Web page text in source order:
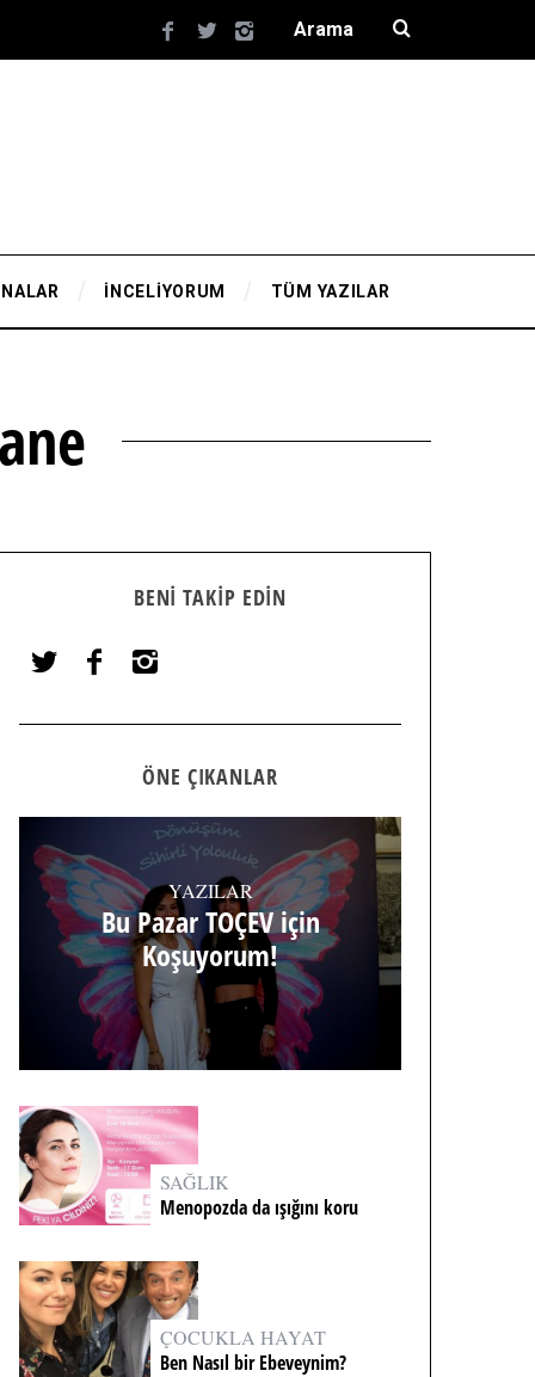
İNCELİYORUM TÜM YAZILAR
BENI TAKIP EDIN
ÖNE ÇIKANLAR
YAZILAR
Bu Pazar TOÇEV için
Koşuyorum!
SAĞLIK
Menopozda da ışığını koru
ÇOCUKLA HAYAT
Ben Nasıl bir Ebeveynim?